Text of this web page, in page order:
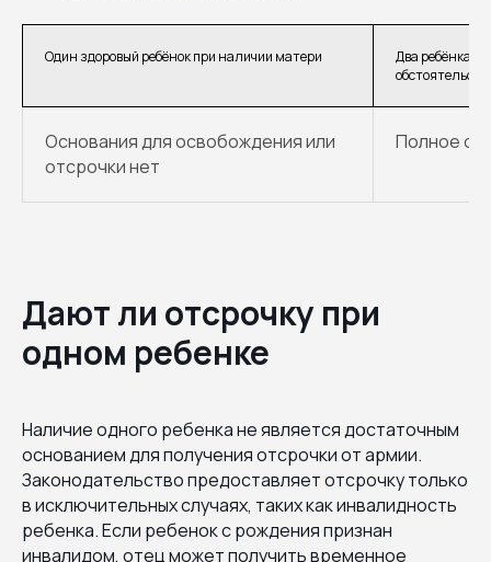
Один здоровый ребёнок при наличии матери
Два ребёнка
обстоятельств
Основания для освобождения или
отсрочки нет
Полное
Дают ли отсрочку при
одном ребенке
Наличие одного ребенка не является достаточным
основанием для получения отсрочки от армии.
Законодательство предоставляет отсрочку только
в исключительных случаях, таких как инвалидность
ребенка. Если ребенок с рождения признан
инвалидом, отец может получить временное